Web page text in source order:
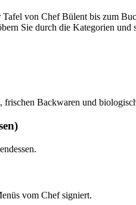
von Chef Bülent bis zum
Sie durch die Kategorien und
Backwaren und
vom Chef signiert.